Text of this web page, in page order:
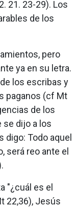
21. 23-29). Los
de los
pero
ya en su letra.
los escribas y
paganos (cf Mt
de los
se dijo a los
digo: Todo aquel
será reo ante el
"¿cuál es el
22,36), Jesús